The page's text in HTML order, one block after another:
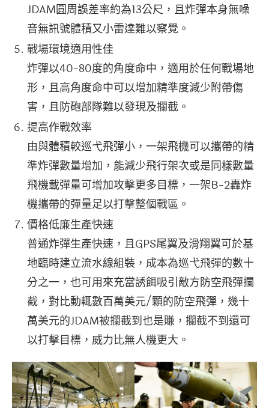
JDAM圓周誤差率約為13公尺，且炸彈本身無噪
音無訊號體積又小雷達難以察覺。
戰場環境適用性佳
炸彈以40-80度的角度命中，適用於任何戰場地
形，且高角度命中可以增加精準度減少附帶傷
害，且防砲部隊難以發現及攔截。
提高作戰效率
由與體積較巡弋飛彈小，一架飛機可以攜帶的精
準炸彈數量增加，能減少飛行架次或是同樣數量
飛機載彈量可增加攻擊更多目標，一架B-2轟炸
機攜帶的彈量足以打擊整個戰區。
價格低廉生產快速
普通炸彈生產快速，且GPS尾翼及滑翔翼可於基
地臨時建立流水線組裝，成本為巡弋飛彈的數十
分之一，也可用來充當誘餌吸引敵方防空飛彈攔
截，對比動輒數百萬美元/顆的防空飛彈，幾十
萬美元的JDAM被攔截到也是賺，攔截不到還可
以打擊目標，威力比無人機更大。